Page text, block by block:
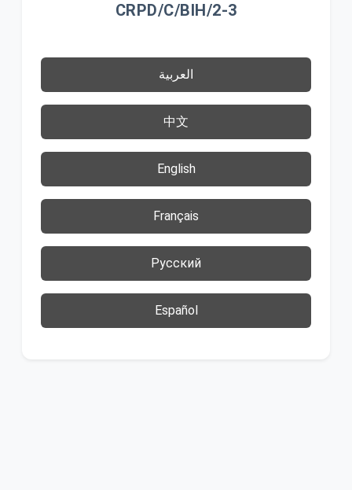
CRPD/C/BIH/2-3
العربية
中文
English
Français
Русский
Español